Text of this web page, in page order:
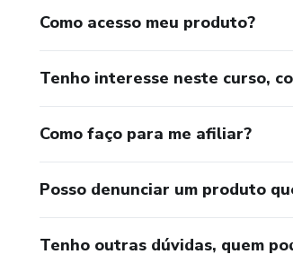
Como acesso meu produto?
Tenho interesse neste curso,
Como faço para me afiliar?
Posso denunciar um produto
Tenho outras dúvidas, quem